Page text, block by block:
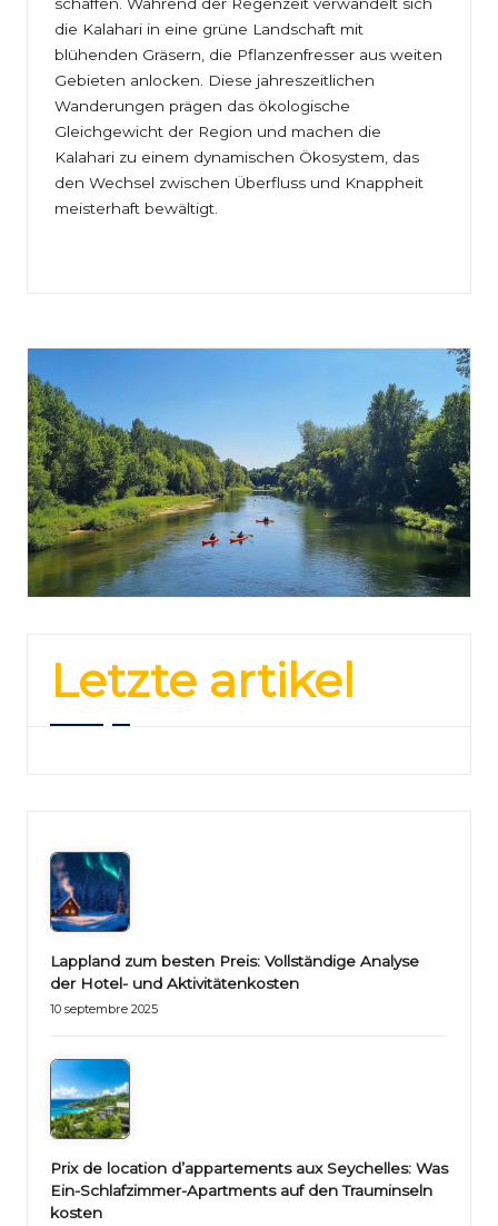
die Kalahari in eine grüne Landschaft mit
blühenden Gräsern, die Pflanzenfresser aus weiten
Gebieten anlocken. Diese jahreszeitlichen
Wanderungen prägen das ökologische
Gleichgewicht der Region und machen die
Kalahari zu einem dynamischen Ökosystem, das
den Wechsel zwischen Überfluss und Knappheit
meisterhaft bewältigt.
Letzte artikel
Lappland zum besten Preis: Vollständige Analyse
der Hotel- und Aktivitätenkosten
10 septembre 2025
Prix de location d’appartements aux Seychelles: Was
Ein-Schlafzimmer-Apartments auf den Trauminseln
kosten